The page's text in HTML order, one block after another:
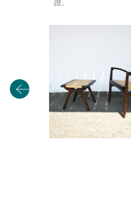
證。